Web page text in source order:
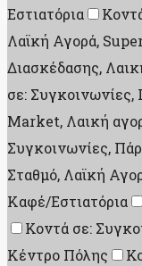
Εστιατόρια
Λαϊκή Αγορά,
Διασκέδασης,
σε: Συγκοινωνίες,
Market, Λαική
Συγκοινωνίες,
Σταθμό, Λαϊκή
Καφέ/Εστιατόρια
Κοντά σε:
Κέντρο Πόλης